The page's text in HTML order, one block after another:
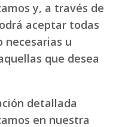
y, a través de
aceptar todas
necesarias u
que desea
detallada
en nuestra